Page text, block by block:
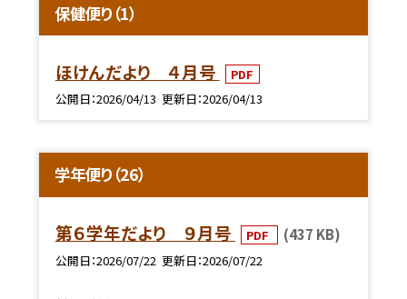
保健便り（1）
ほけんだより ４月号
PDF
公開日 2026/04/13 更新日 2026/04/13
学年便り（26）
第６学年だより ９月号 PDF (437 KB)
公開日 2026/07/22 更新日 2026/07/22